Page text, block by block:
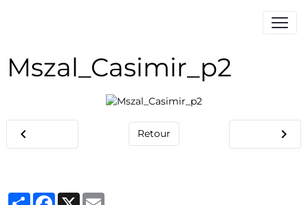
Mszal_Casimir_p2
Retour
PartagerFacebook
X